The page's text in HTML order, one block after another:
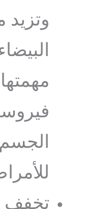
وتزيد
تخفف